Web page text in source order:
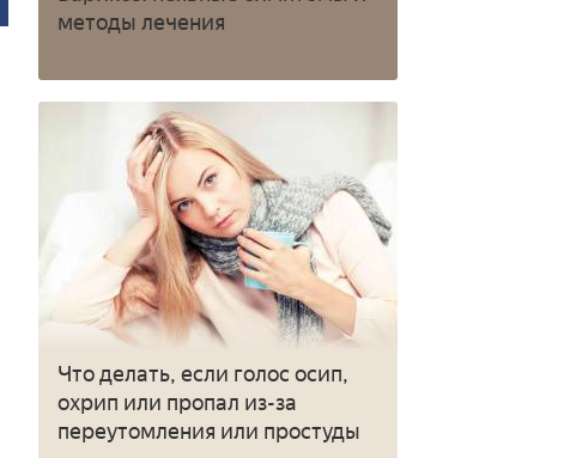
методы лечения
Что делать, если голос осип,
охрип или пропал из-за
переутомления или простуды